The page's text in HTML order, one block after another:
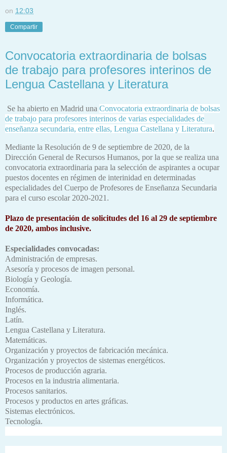
on 12:03
Compartir
Convocatoria extraordinaria de bolsas
de trabajo para profesores interinos de
Lengua Castellana y Literatura
Se ha abierto en Madrid una Convocatoria extraordinaria de bolsas
de trabajo para profesores interinos de varias especialidades de
enseñanza secundaria, entre ellas, Lengua Castellana y Literatura.
Mediante la Resolución de 9 de septiembre de 2020, de la
Dirección General de Recursos Humanos, por la que se realiza una
convocatoria extraordinaria para la selección de aspirantes a ocupar
puestos docentes en régimen de interinidad en determinadas
especialidades del Cuerpo de Profesores de Enseñanza Secundaria
para el curso escolar 2020-2021.
Plazo de presentación de solicitudes del 16 al 29 de septiembre
de 2020, ambos inclusive.
Especialidades convocadas:
Administración de empresas.
Asesoría y procesos de imagen personal.
Biología y Geología.
Economía.
Informática.
Inglés.
Latín.
Lengua Castellana y Literatura.
Matemáticas.
Organización y proyectos de fabricación mecánica.
Organización y proyectos de sistemas energéticos.
Procesos de producción agraria.
Procesos en la industria alimentaria.
Procesos sanitarios.
Procesos y productos en artes gráficas.
Sistemas electrónicos.
Tecnología.